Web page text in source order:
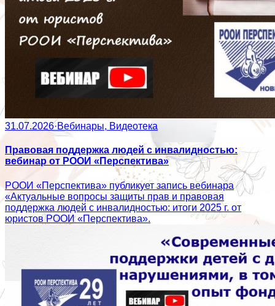
31.07.2026·Вебинары, Видеотека
Правовая поддержка людей с инвалидностью:
вебинар от РООИ «Перспектива»
РООИ «Перспектива» публикует запись вебинара
«Актуальные вопросы защиты прав и правовая
поддержка людей с инвалидностью: итоги 2025 г. от
юристов РООИ «Перспектива».